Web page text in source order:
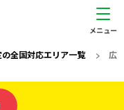
全国対応エリア一覧> 広